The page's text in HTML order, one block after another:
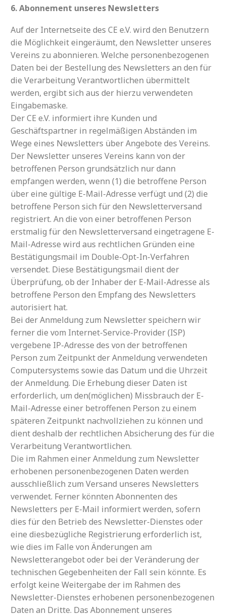
6. Abonnement unseres Newsletters
Auf der Internetseite des CE e.V. wird den Benutzern
die Möglichkeit eingeräumt, den Newsletter unseres
Vereins zu abonnieren. Welche personenbezogenen
Daten bei der Bestellung des Newsletters an den für
die Verarbeitung Verantwortlichen übermittelt
werden, ergibt sich aus der hierzu verwendeten
Eingabemaske.
Der CE e.V. informiert ihre Kunden und
Geschäftspartner in regelmäßigen Abständen im
Wege eines Newsletters über Angebote des Vereins.
Der Newsletter unseres Vereins kann von der
betroffenen Person grundsätzlich nur dann
empfangen werden, wenn (1) die betroffene Person
über eine gültige E-Mail-Adresse verfügt und (2) die
betroffene Person sich für den Newsletterversand
registriert. An die von einer betroffenen Person
erstmalig für den Newsletterversand eingetragene E-
Mail-Adresse wird aus rechtlichen Gründen eine
Bestätigungsmail im Double-Opt-In-Verfahren
versendet. Diese Bestätigungsmail dient der
Überprüfung, ob der Inhaber der E-Mail-Adresse als
betroffene Person den Empfang des Newsletters
autorisiert hat.
Bei der Anmeldung zum Newsletter speichern wir
ferner die vom Internet-Service-Provider (ISP)
vergebene IP-Adresse des von der betroffenen
Person zum Zeitpunkt der Anmeldung verwendeten
Computersystems sowie das Datum und die Uhrzeit
der Anmeldung. Die Erhebung dieser Daten ist
erforderlich, um den(möglichen) Missbrauch der E-
Mail-Adresse einer betroffenen Person zu einem
späteren Zeitpunkt nachvollziehen zu können und
dient deshalb der rechtlichen Absicherung des für die
Verarbeitung Verantwortlichen.
Die im Rahmen einer Anmeldung zum Newsletter
erhobenen personenbezogenen Daten werden
ausschließlich zum Versand unseres Newsletters
verwendet. Ferner könnten Abonnenten des
Newsletters per E-Mail informiert werden, sofern
dies für den Betrieb des Newsletter-Dienstes oder
eine diesbezügliche Registrierung erforderlich ist,
wie dies im Falle von Änderungen am
Newsletterangebot oder bei der Veränderung der
technischen Gegebenheiten der Fall sein könnte. Es
erfolgt keine Weitergabe der im Rahmen des
Newsletter-Dienstes erhobenen personenbezogenen
Daten an Dritte. Das Abonnement unseres